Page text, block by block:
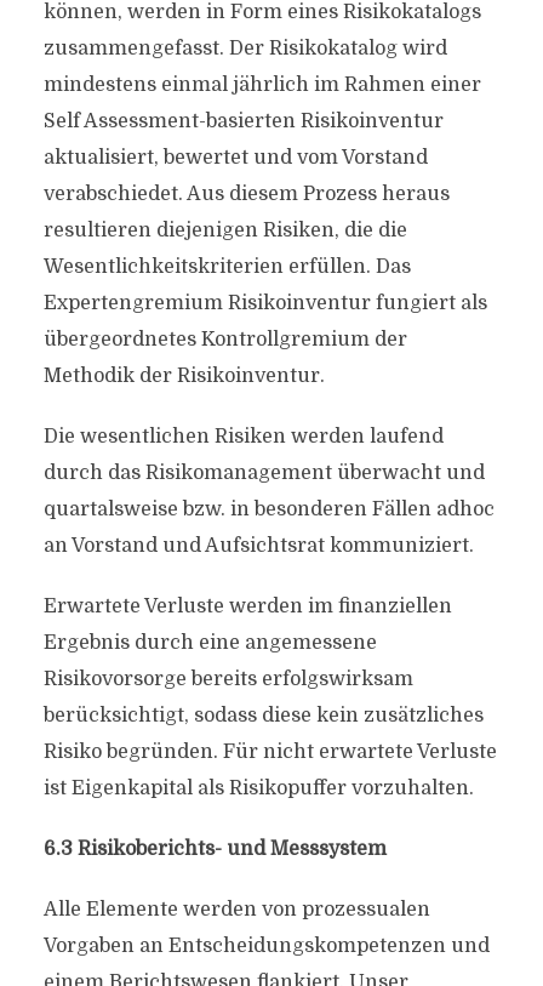
können, werden in Form eines Risikokatalogs
zusammengefasst. Der Risikokatalog wird
mindestens einmal jährlich im Rahmen einer
Self Assessment-basierten Risikoinventur
aktualisiert, bewertet und vom Vorstand
verabschiedet. Aus diesem Prozess heraus
resultieren diejenigen Risiken, die die
Wesentlichkeitskriterien erfüllen. Das
Expertengremium Risikoinventur fungiert als
übergeordnetes Kontrollgremium der
Methodik der Risikoinventur.
Die wesentlichen Risiken werden laufend
durch das Risikomanagement überwacht und
quartalsweise bzw. in besonderen Fällen adhoc
an Vorstand und Aufsichtsrat kommuniziert.
Erwartete Verluste werden im finanziellen
Ergebnis durch eine angemessene
Risikovorsorge bereits erfolgswirksam
berücksichtigt, sodass diese kein zusätzliches
Risiko begründen. Für nicht erwartete Verluste
ist Eigenkapital als Risikopuffer vorzuhalten.
6.3 Risikoberichts- und Messsystem
Alle Elemente werden von prozessualen
Vorgaben an Entscheidungskompetenzen und